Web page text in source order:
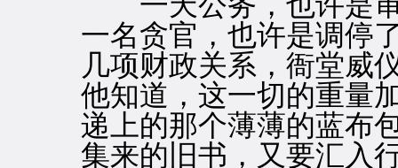
一名贪官，也许是调停
几项财政关系，衙堂威
他知道，这一切的重量
递上的那个薄薄的蓝布
集来的旧书，又要汇入